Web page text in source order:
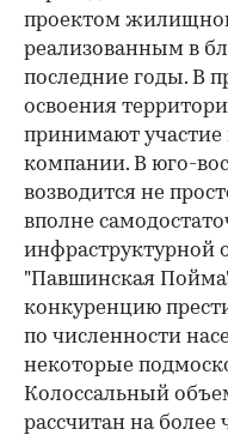
проектом
реализованным в
последние годы. В
освоения
принимают
компании. В юго-
возводится не
вполне
инфраструктурной
"Павшинская
конкуренцию
по численности
некоторые
Колоссальный
рассчитан на